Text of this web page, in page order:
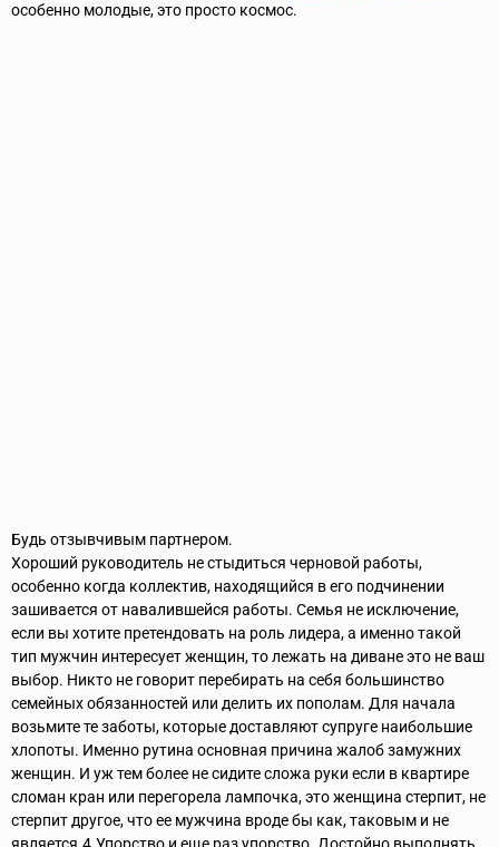
особенно молодые, это просто космос.
Будь отзывчивым партнером.
Хороший руководитель не стыдиться черновой работы,
особенно когда коллектив, находящийся в его подчинении
зашивается от навалившейся работы. Семья не исключение,
если вы хотите претендовать на роль лидера, а именно такой
тип мужчин интересует женщин, то лежать на диване это не ваш
выбор. Никто не говорит перебирать на себя большинство
семейных обязанностей или делить их пополам. Для начала
возьмите те заботы, которые доставляют супруге наибольшие
хлопоты. Именно рутина основная причина жалоб замужних
женщин. И уж тем более не сидите сложа руки если в квартире
сломан кран или перегорела лампочка, это женщина стерпит, не
стерпит другое, что ее мужчина вроде бы как, таковым и не